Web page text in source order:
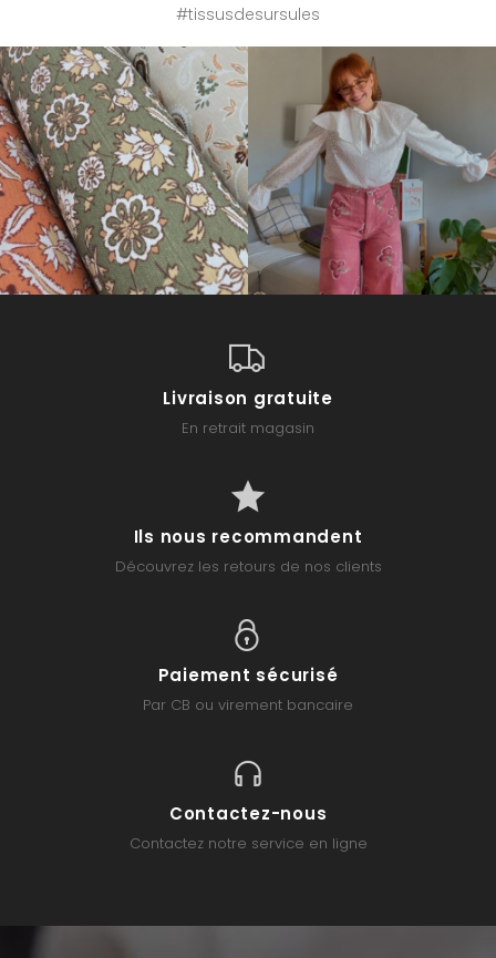
#tissusdesursules
Livraison gratuite
En retrait magasin
Ils nous recommandent
Découvrez les retours de nos clients
Paiement sécurisé
Par CB ou virement bancaire
Contactez-nous
Contactez notre service en ligne